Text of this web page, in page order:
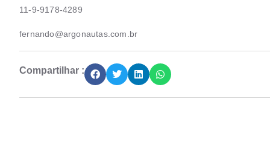
11-9-9178-4289
fernando@argonautas.com.br
Compartilhar :